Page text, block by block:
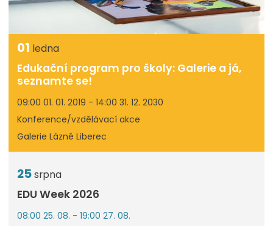
01 ledna
Edukační program pro školy: Galerie a já,
seznamte se!
09:00 01. 01. 2019 - 14:00 31. 12. 2030
Konference/vzdělávací akce
Galerie Lázně Liberec
25srpna
EDU Week 2026
08:00 25. 08. - 19:00 27. 08.